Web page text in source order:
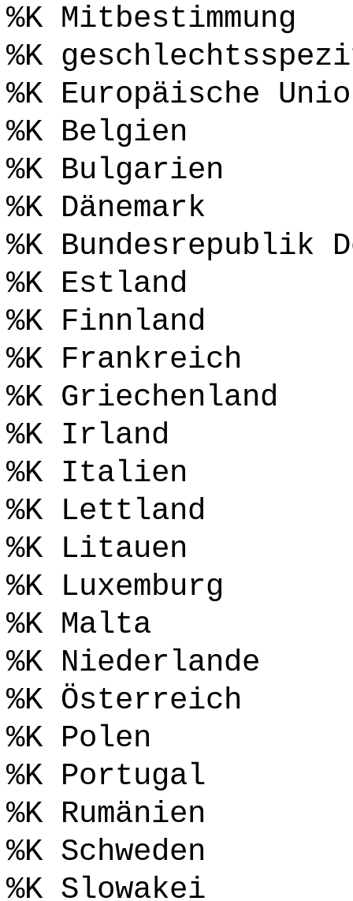
%K Mitbestimmung
%K
%K Europäische
%K Belgien
%K Bulgarien
%K Dänemark
%K Bundesrepublik
%K Estland
%K Finnland
%K Frankreich
%K Griechenland
%K Irland
%K Italien
%K Lettland
%K Litauen
%K Luxemburg
%K Malta
%K Niederlande
%K Österreich
%K Polen
%K Portugal
%K Rumänien
%K Schweden
%K Slowakei